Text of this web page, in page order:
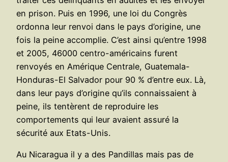
en prison. Puis en 1996, une loi du Congrès
ordonna leur renvoi dans le pays d’origine, une
fois la peine accomplie. C’est ainsi qu’entre 1998
et 2005, 46000 centro-américains furent
renvoyés en Amérique Centrale, Guatemala-
Honduras-El Salvador pour 90 % d’entre eux. Là,
dans leur pays d’origine qu’ils connaissaient à
peine, ils tentèrent de reproduire les
comportements qui leur avaient assuré la
sécurité aux Etats-Unis.
Au Nicaragua il y a des Pandillas mais pas de